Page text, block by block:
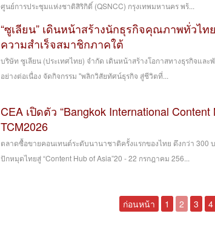
ศูนย์การประชุมแห่งชาติสิริกิติ์ (QSNCC) กรุงเทพมหานคร พร้...
“ซูเลียน” เดินหน้าสร้างนักธุรกิจคุณภาพทั่วไท
ความสำเร็จสมาชิกภาคใต้
บริษัท ซูเลียน (ประเทศไทย) จำกัด เดินหน้าสร้างโอกาสทางธุรกิจแล
อย่างต่อเนื่อง จัดกิจกรรม "พลิกวิสัยทัศน์ธุรกิจ สู่ชีวิตที่...
CEA เปิดตัว “Bangkok International
TCM2026
ตลาดซื้อขายคอนเทนต์ระดับนานาชาติครั้งแรกของไทย ดึงกว่า 300
ปักหมุดไทยสู่ “Content Hub of Asia”20 - 22 กรกฎาคม 256...
ก่อนหน้า 1 2 3 4